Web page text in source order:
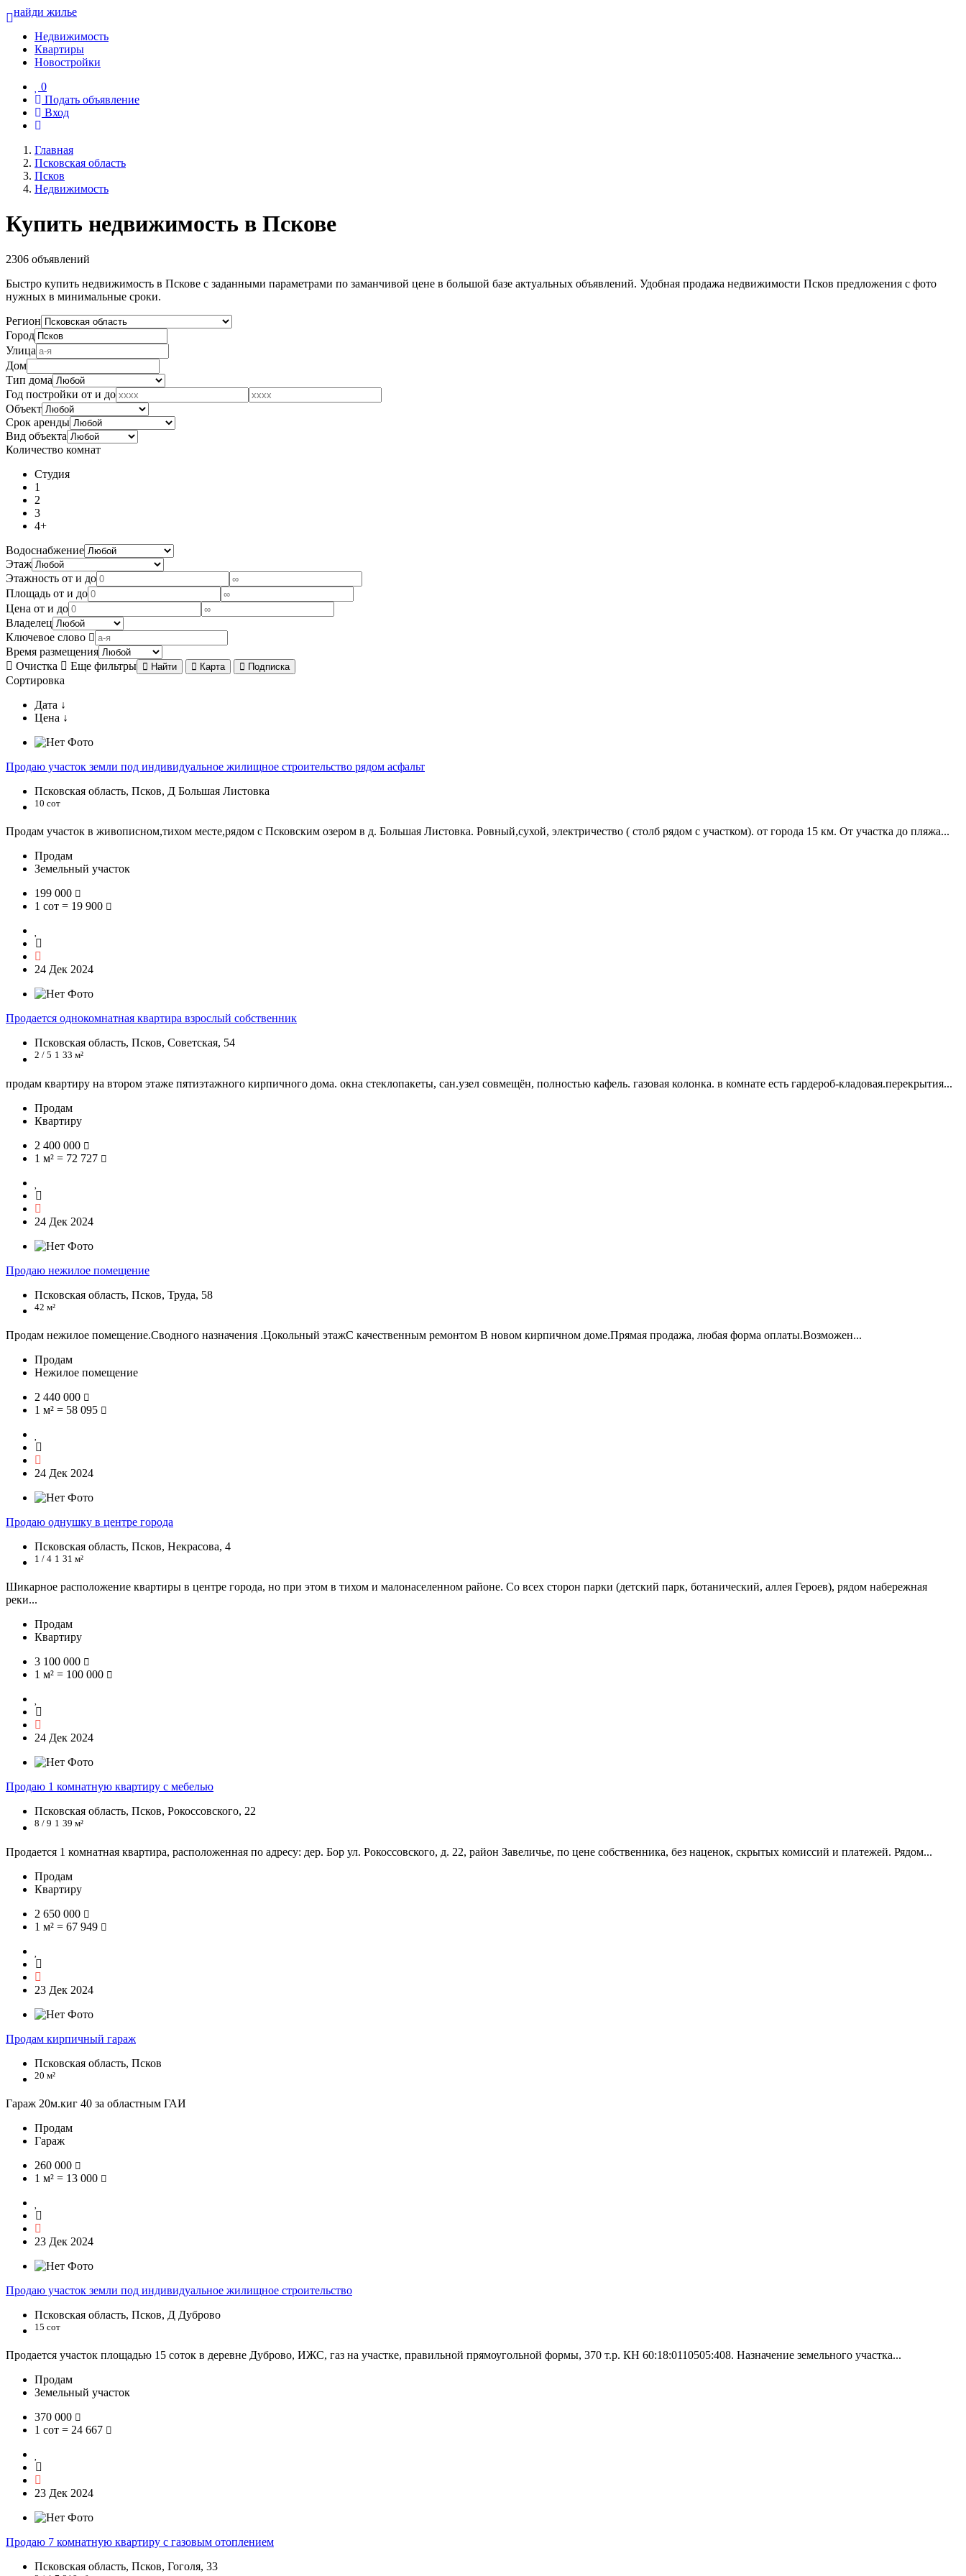
найди жилье
Недвижимость
Квартиры
Новостройки
0
Подать объявление
Вход
Главная
Псковская область
Псков
Недвижимость
Купить недвижимость в Пскове
2306 объявлений
Быстро купить недвижимость в Пскове с заданными параметрами по заманчивой цене в большой базе актуальных объявлений. Удобная продажа недвижимости Псков предложения с фото
нужных в минимальные сроки.
Регион
Город
Улица
Дом
Тип дома
Год постройки от и до
Объект
Срок аренды
Вид объекта
Количество комнат
Студия
1
2
3
4+
Водоснабжение
Этаж
Этажность от и до
Площадь от и до
Цена от и до
Владелец
Ключевое слово
Время размещения
Очистка
Еще фильтры Найти Карта Подписка
Сортировка
Дата ↓
Цена ↓
Продаю участок земли под индивидуальное жилищное строительство рядом асфальт
Псковская область, Псков, Д Большая Листовка
10 сот
Продам участок в живописном,тихом месте,рядом с Псковским озером в д. Большая Листовка. Ровный,сухой, электричество ( столб рядом с участком). от города 15 км. От участка до пляжа...
Продам
Земельный участок
199 000
1 сот = 19 900
24 Дек 2024
Продается однокомнатная квартира взрослый собственник
Псковская область, Псков, Советская, 54
2 / 5 1 33 м²
продам квартиру на втором этаже пятиэтажного кирпичного дома. окна стеклопакеты, сан.узел совмещён, полностью кафель. газовая колонка. в комнате есть гардероб-кладовая.перекрытия...
Продам
Квартиру
2 400 000
1 м² = 72 727
24 Дек 2024
Продаю нежилое помещение
Псковская область, Псков, Труда, 58
42 м²
Продам нежилое помещение.Сводного назначения .Цокольный этажС качественным ремонтом В новом кирпичном доме.Прямая продажа, любая форма оплаты.Возможен...
Продам
Нежилое помещение
2 440 000
1 м² = 58 095
24 Дек 2024
Продаю однушку в центре города
Псковская область, Псков, Некрасова, 4
1 / 4 1 31 м²
Шикарное расположение квартиры в центре города, но при этом в тихом и малонаселенном районе. Со всех сторон парки (детский парк, ботанический, аллея Героев), рядом набережная
реки...
Продам
Квартиру
3 100 000
1 м² = 100 000
24 Дек 2024
Продаю 1 комнатную квартиру с мебелью
Псковская область, Псков, Рокоссовского, 22
8 / 9 1 39 м²
Продается 1 комнатная квартира, расположенная по адресу: дер. Бор ул. Рокоссовского, д. 22, район Завеличье, по цене собственника, без наценок, скрытых комиссий и платежей. Рядом...
Продам
Квартиру
2 650 000
1 м² = 67 949
23 Дек 2024
Продам кирпичный гараж
Псковская область, Псков
20 м²
Гараж 20м.киг 40 за областным ГАИ
Продам
Гараж
260 000
1 м² = 13 000
23 Дек 2024
Продаю участок земли под индивидуальное жилищное строительство
Псковская область, Псков, Д Дуброво
15 сот
Продается участок площадью 15 соток в деревне Дуброво, ИЖС, газ на участке, правильной прямоугольной формы, 370 т.р. КН 60:18:0110505:408. Назначение земельного участка...
Продам
Земельный участок
370 000
1 сот = 24 667
23 Дек 2024
Продаю 7 комнатную квартиру с газовым отоплением
Псковская область, Псков, Гоголя, 33